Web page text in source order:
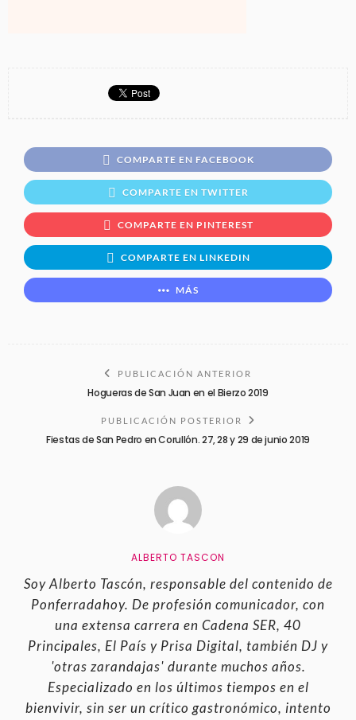
COMPARTE EN FACEBOOK
COMPARTE EN TWITTER
COMPARTE EN PINTEREST
COMPARTE EN LINKEDIN
MÁS
PUBLICACIÓN ANTERIOR
Hogueras de San Juan en el Bierzo 2019
PUBLICACIÓN POSTERIOR
Fiestas de San Pedro en Corullón. 27, 28 y 29 de junio 2019
ALBERTO TASCON
Soy Alberto Tascón, responsable del contenido de
Ponferradahoy. De profesión comunicador, con
una extensa carrera en Cadena SER, 40
Principales, El País y Prisa Digital, también DJ y
'otras zarandajas' durante muchos años.
Especializado en los últimos tiempos en el
bienvivir, sin ser un crítico gastronómico, intento